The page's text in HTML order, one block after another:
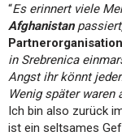
“Es erinnert viele
Afghanistan
in Srebrenica
Angst ihr könnt
Wenig später waren
Ich bin also zurück
ist ein seltsames